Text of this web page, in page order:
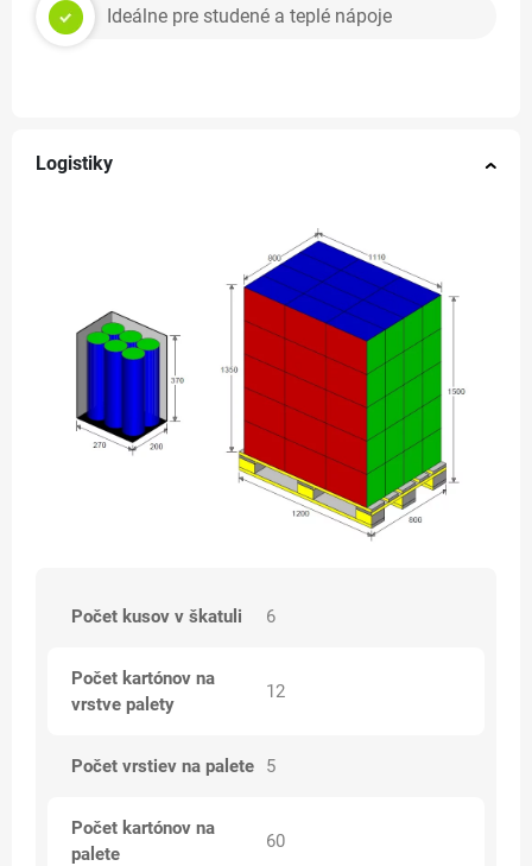
Ideálne pre studené a teplé nápoje
Logistiky
Počet kusov v škatuli 6
Počet kartónov na
vrstve palety
12
Počet vrstiev na palete 5
Počet kartónov na
palete
60